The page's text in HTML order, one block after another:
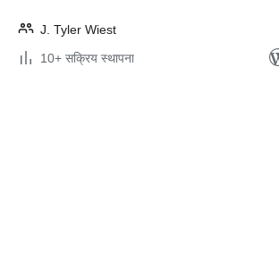
J. Tyler Wiest
10+ सक्रिय स्थापना